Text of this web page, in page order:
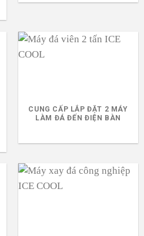
CUNG CẤP LẮP ĐẶT 2 MÁY
LÀM ĐÁ ĐẾN ĐIỆN BÀN